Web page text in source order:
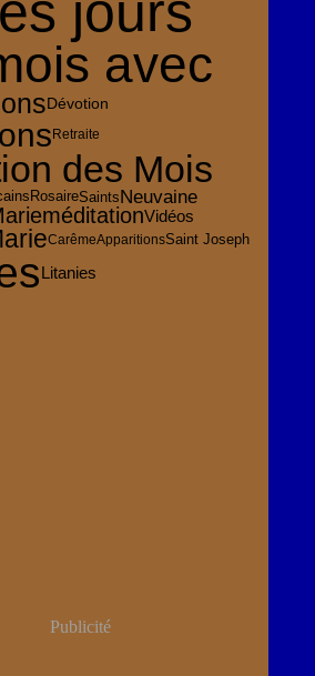
avec
Dévotion
Retraite
des Mois
RosaireSaintsNeuvaine
méditationVidéos
CarêmeApparitionsSaint Joseph
Litanies
Publicité